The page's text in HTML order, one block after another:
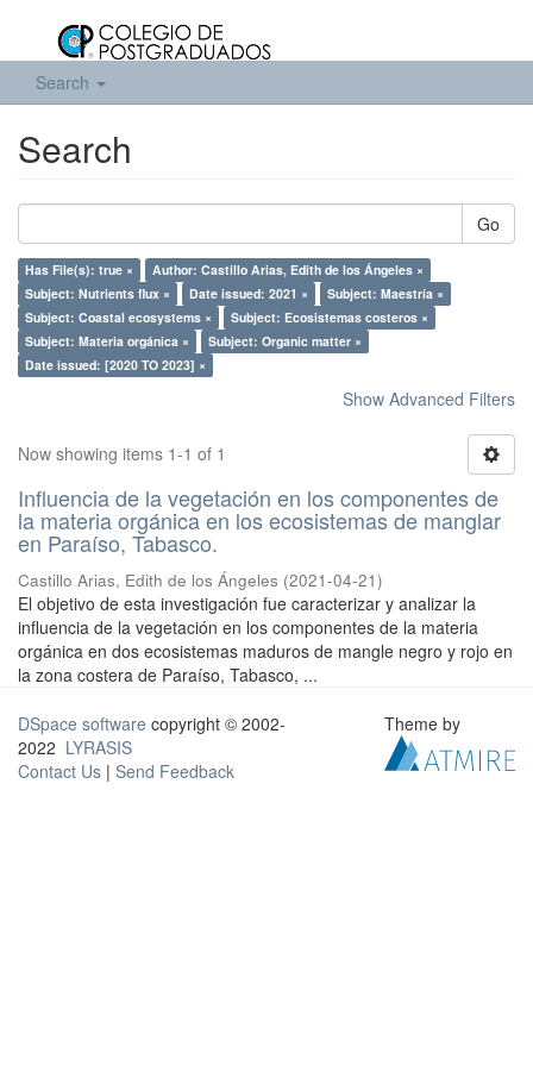
Search
Search
Go
Has File(s): true ×
Author: Castillo Arias, Edith de los Ángeles ×
Subject: Nutrients flux ×
Date issued: 2021 ×
Subject: Maestría ×
Subject: Coastal ecosystems ×
Subject: Ecosistemas costeros ×
Subject: Materia orgánica ×
Subject: Organic matter ×
Date issued: [2020 TO 2023] ×
Show Advanced Filters
Now showing items 1-1 of 1
Influencia de la vegetación en los componentes de
la materia orgánica en los ecosistemas de manglar
en Paraíso, Tabasco.
Castillo Arias, Edith de los Ángeles (2021-04-21)
El objetivo de esta investigación fue caracterizar y analizar la
influencia de la vegetación en los componentes de la materia
orgánica en dos ecosistemas maduros de mangle negro y rojo en
la zona costera de Paraíso, Tabasco, ...
DSpace software copyright © 2002-
2022 LYRASIS
Contact Us | Send Feedback
Theme by